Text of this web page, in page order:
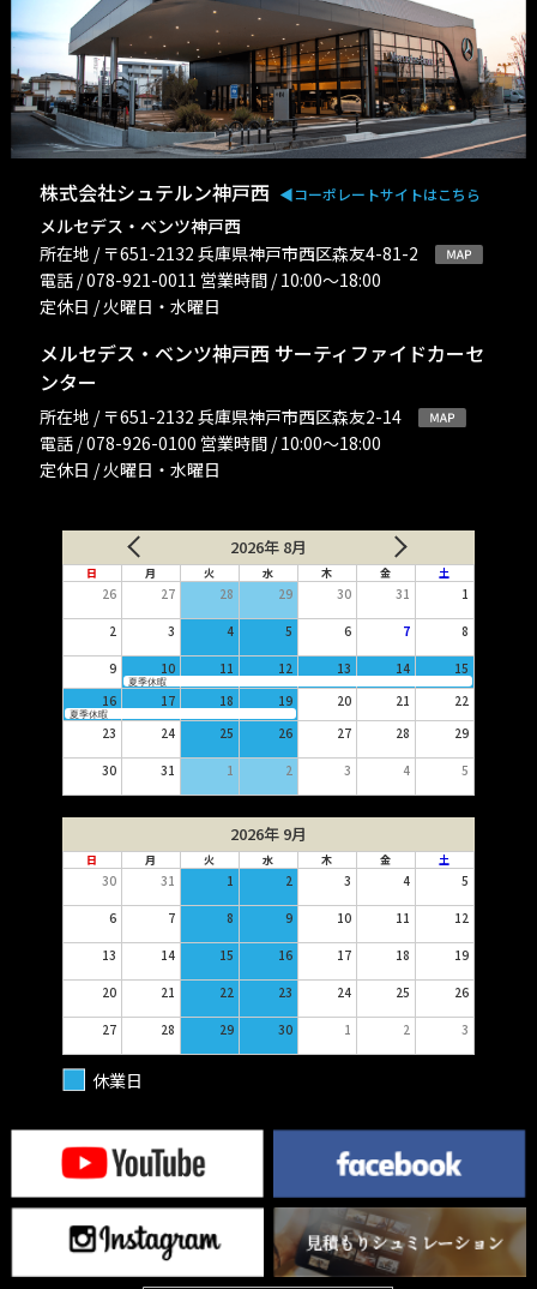
株式会社シュテルン神戸西 ◀︎コーポレートサイトはこちら
メルセデス・ベンツ神戸西
所在地 / 〒651-2132 兵庫県神戸市西区森友4-81-2
電話 / 078-921-0011 営業時間 / 10:00〜18:00
定休日 / 火曜日・水曜日
メルセデス・ベンツ神戸西 サーティファイドカーセ
ンター
所在地 / 〒651-2132 兵庫県神戸市西区森友2-14
電話 / 078-926-0100 営業時間 / 10:00〜18:00
定休日 / 火曜日・水曜日
2026年 8月
日 月 火 水 木 金 土
26 27 28 29 30 31 1
2 3 4 5 6 7 8
9 10 11 12 13 14 15
夏季休暇
16 17 18 19 20 21 22
夏季休暇
23 24 25 26 27 28 29
30 31 1 2 3 4 5
2026年 9月
日 月 火 水 木 金 土
30 31 1 2 3 4 5
6 7 8 9 10 11 12
13 14 15 16 17 18 19
20 21 22 23 24 25 26
27 28 29 30 1 2 3
休業日